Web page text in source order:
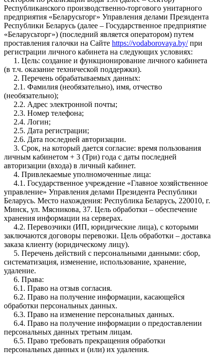
Республиканского производственно-торгового унитарного
предприятия «Беларусьторг» Управления делами Президента
Республики Беларусь (далее – Государственное предприятие
«Беларусьторг») (последний является оператором) путем
проставления галочки на Сайте https://vodaborovaya.by/при
регистрации личного кабинета на следующих условиях:
1. Цель: создание и функционирование личного кабинета
(в т.ч. оказание технической поддержки).
2. Перечень обрабатываемых данных:
2.1. Фамилия (необязательно), имя, отчество
(необязательно);
2.2. Адрес электронной почты;
2.3. Номер телефона;
2.4. Логин;
2.5. Дата регистрации;
2.6. Дата последней авторизации.
3. Срок, на который дается согласие: время пользования
личным кабинетом + 3 (Три) года с даты последней
авторизации (входа) в личный кабинет.
4. Привлекаемые уполномоченные лица:
4.1. Государственное учреждение «Главное хозяйственное
управление» Управления делами Президента Республики
Беларусь. Место нахождения: Республика Беларусь, 220010, г.
Минск, ул. Мясникова, 37. Цель обработки – обеспечение
хранения информации на серверах.
4.2. Перевозчики (ИП, юридические лица), с которыми
заключаются договоры перевозки. Цель обработки – доставка
заказа клиенту (юридическому лицу).
5. Перечень действий с персональными данными: сбор,
систематизация, изменение, использование, хранение,
удаление.
6. Права:
6.1. Право на отзыв согласия.
6.2. Право на получение информации, касающейся
обработки персональных данных.
6.3. Право на изменение персональных данных.
6.4. Право на получение информации о предоставлении
персональных данных третьим лицам.
6.5. Право требовать прекращения обработки
персональных данных и (или) их удаления.